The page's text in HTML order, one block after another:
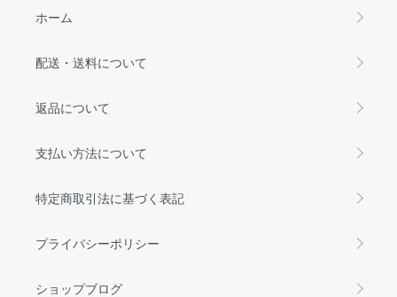
ホーム
配送・送料について
返品について
支払い方法について
特定商取引法に基づく表記
プライバシーポリシー
ショップブログ